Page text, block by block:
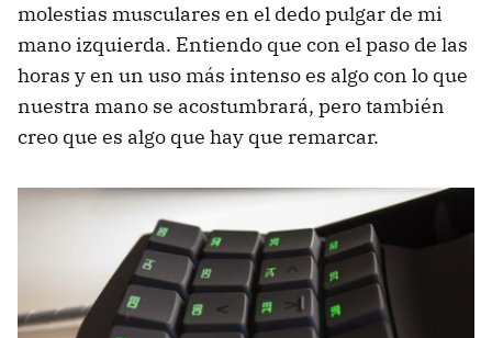
molestias musculares en el dedo pulgar de mi
mano izquierda. Entiendo que con el paso de las
horas y en un uso más intenso es algo con lo que
nuestra mano se acostumbrará, pero también
creo que es algo que hay que remarcar.